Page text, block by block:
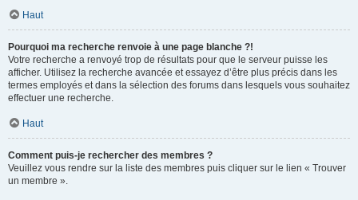
Haut
Pourquoi ma recherche renvoie à une page blanche ?!
Votre recherche a renvoyé trop de résultats pour que le serveur puisse les
afficher. Utilisez la recherche avancée et essayez d’être plus précis dans les
termes employés et dans la sélection des forums dans lesquels vous souhaitez
effectuer une recherche.
Haut
Comment puis-je rechercher des membres ?
Veuillez vous rendre sur la liste des membres puis cliquer sur le lien « Trouver
un membre ».